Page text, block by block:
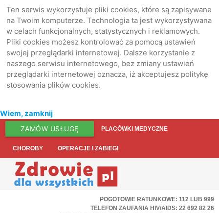
Ten serwis wykorzystuje pliki cookies, które są zapisywane
na Twoim komputerze. Technologia ta jest wykorzystywana
w celach funkcjonalnych, statystycznych i reklamowych.
Pliki cookies możesz kontrolować za pomocą ustawień
swojej przeglądarki internetowej. Dalsze korzystanie z
naszego serwisu internetowego, bez zmiany ustawień
przeglądarki internetowej oznacza, iż akceptujesz politykę
stosowania plików cookies.
Wiem, zamknij
ZAMÓW USŁUGĘ PLACÓWKI MEDYCZNE
CHOROBY OPERACJE I ZABIEGI
POGOTOWIE RATUNKOWE: 112 LUB 999
TELEFON ZAUFANIA HIV/AIDS: 22 692 82 26